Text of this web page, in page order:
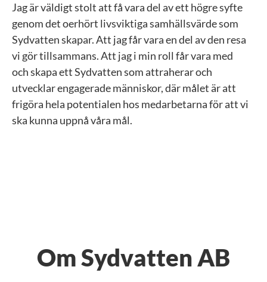
Jag är väldigt stolt att få vara del av ett högre syfte
genom det oerhört livsviktiga samhällsvärde som
Sydvatten skapar. Att jag får vara en del av den resa
vi gör tillsammans. Att jag i min roll får vara med
och skapa ett Sydvatten som attraherar och
utvecklar engagerade människor, där målet är att
frigöra hela potentialen hos medarbetarna för att vi
ska kunna uppnå våra mål.
Om Sydvatten AB